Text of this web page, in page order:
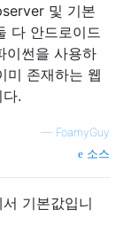
및 기본
다 안드로이드
이썬을 사용하
미 존재하는 웹
.
— FoamyGuy
소스
기본값입니